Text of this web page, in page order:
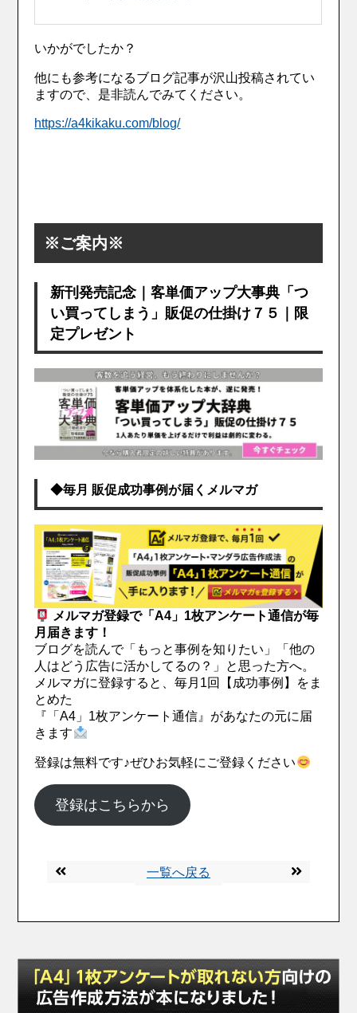
いかがでしたか？
他にも参考になるブログ記事が沢山投稿されてい
ますので、是非読んでみてください。
https://a4kikaku.com/blog/
※ご案内※
新刊発売記念｜客単価アップ大事典「つ
い買ってしまう」販促の仕掛け７５｜限
定プレゼント
◆毎月 販促成功事例が届くメルマガ
メルマガ登録で「A4」1枚アンケート通信が毎
月届きます！
ブログを読んで「もっと事例を知りたい」「他の
人はどう広告に活かしてるの？」と思った方へ。
メルマガに登録すると、毎月1回【成功事例】をま
とめた
『「A4」1枚アンケート通信』があなたの元に届
きます
登録は無料です♪ぜひお気軽にご登録ください
登録はこちらから
一覧へ戻る